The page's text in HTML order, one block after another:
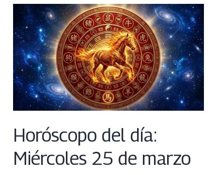
Horóscopo del día:
Miércoles 25 de marzo